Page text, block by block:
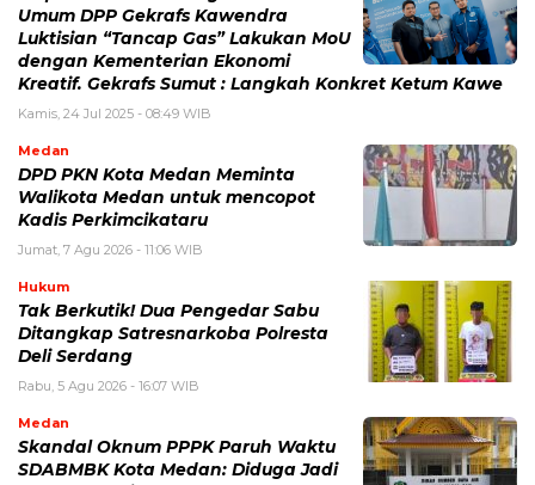
Umum DPP Gekrafs Kawendra
Luktisian “Tancap Gas” Lakukan MoU
dengan Kementerian Ekonomi
Kreatif. Gekrafs Sumut : Langkah Konkret Ketum Kawe
Kamis, 24 Jul 2025 - 08:49 WIB
Medan
DPD PKN Kota Medan Meminta
Walikota Medan untuk mencopot
Kadis Perkimcikataru
Jumat, 7 Agu 2026 - 11:06 WIB
Hukum
Tak Berkutik! Dua Pengedar Sabu
Ditangkap Satresnarkoba Polresta
Deli Serdang
Rabu, 5 Agu 2026 - 16:07 WIB
Medan
Skandal Oknum PPPK Paruh Waktu
SDABMBK Kota Medan: Diduga Jadi